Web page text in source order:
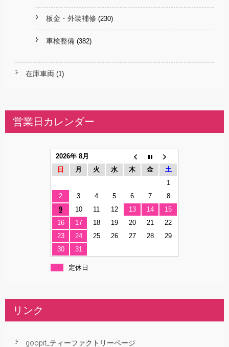
板金・外装補修 (230)
車検整備 (382)
在庫車両 (1)
営業日カレンダー
2026年 8月
日
月 火 水 木 金
土
1
2
3 4 5 6 7
8
9
10 11 12 13 14
15
16
17 18 19 20 21
22
23
24 25 26 27 28
29
30
31
定休日
リンク
goopit_ティーファクトリーページ